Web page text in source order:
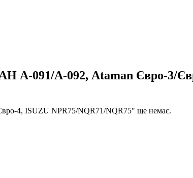
А-091/А-092, Ataman Євро-3/
4, ISUZU NPR75/NQR71/NQR75" ще немає.